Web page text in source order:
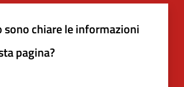
sono chiare le informazioni
pagina?